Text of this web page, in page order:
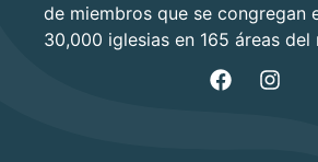
de miembros que se congregan
30,000 iglesias en 165 áreas del